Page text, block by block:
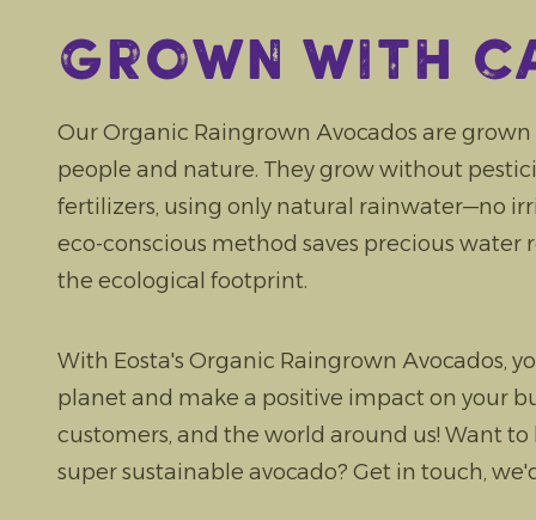
Grown with
Our Organic Raingrown Avocados are
people and nature. They grow without
fertilizers, using only natural rainwater—no
eco-conscious method saves precious water
the ecological footprint.
With Eosta's Organic Raingrown Avocados,
planet and make a positive impact on your
customers, and the world around us! Want
super sustainable avocado? Get in touch,